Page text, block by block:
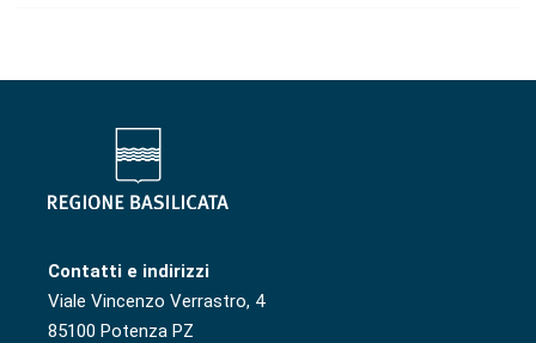
Contatti e indirizzi
Viale Vincenzo Verrastro, 4
85100 Potenza PZ